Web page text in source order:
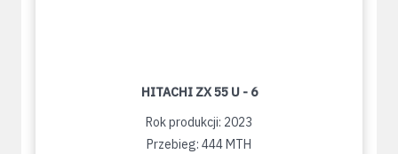
HITACHI ZX 55 U - 6
Rok produkcji: 2023
Przebieg: 444 MTH